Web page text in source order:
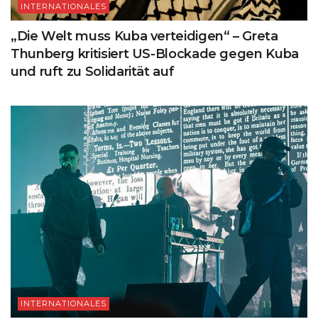
INTERNATIONALES
„Die Welt muss Kuba verteidigen“ – Greta
Thunberg kritisiert US-Blockade gegen Kuba
und ruft zu Solidarität auf
INTERNATIONALES